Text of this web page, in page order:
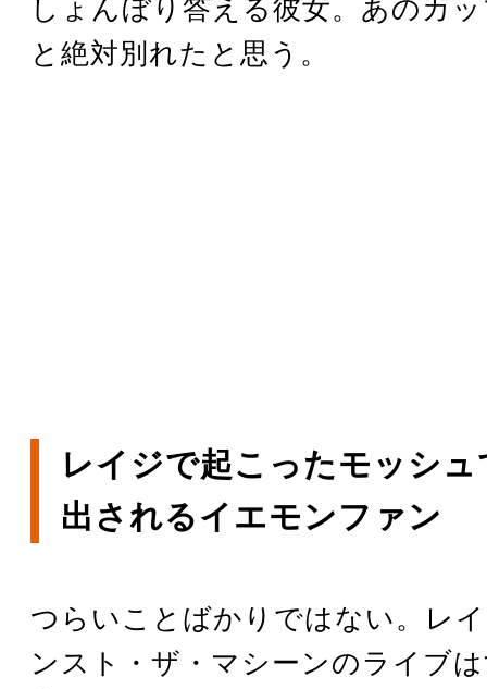
しょんぼり答える彼女。あのカ
と絶対別れたと思う。
レイジで起こったモッシ
出されるイエモンファン
つらいことばかりではない。レ
ンスト・ザ・マシーンのライブ